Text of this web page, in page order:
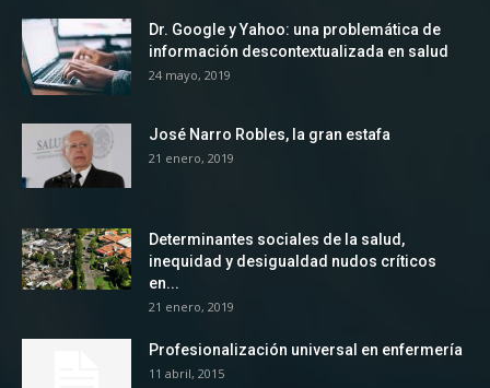
Dr. Google y Yahoo: una problemática de
información descontextualizada en salud
24 mayo, 2019
José Narro Robles, la gran estafa
21 enero, 2019
Determinantes sociales de la salud,
inequidad y desigualdad nudos críticos
en...
21 enero, 2019
Profesionalización universal en enfermería
11 abril, 2015